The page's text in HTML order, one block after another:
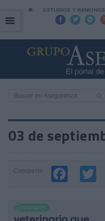
⌂ ESTUDIOS Y
  
☰
☰
03 de